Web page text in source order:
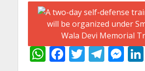
W F T T M